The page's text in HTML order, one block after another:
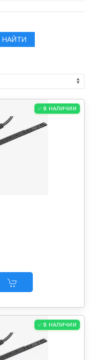
НАЙТИ
✅ В НАЛИЧИИ
✅ В НАЛИЧИИ